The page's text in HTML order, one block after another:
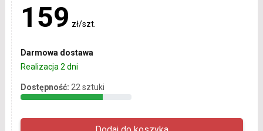
159 zł/szt.
Darmowa dostawa
Realizacja 2 dni
Dostępność: 22 sztuki